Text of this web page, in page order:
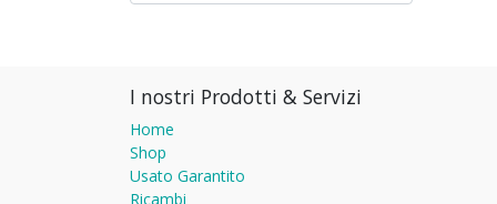
I nostri Prodotti & Servizi
Home
Shop
Usato Garantito
Ricambi